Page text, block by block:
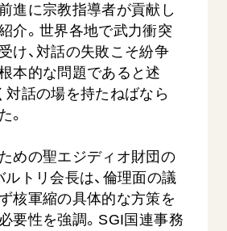
バルサイト
すべて見る
進に宗教指導者が貢献し
介。世界各地で武力衝突
け、対話の失敗こそ紛争
本的な問題であると述
対話の場を持たねばなら
。
めの聖エジディオ財団の
ルトリ会長は、倫理面の議
核軍縮の具体的な方策を
要性を強調。SGI国連事務